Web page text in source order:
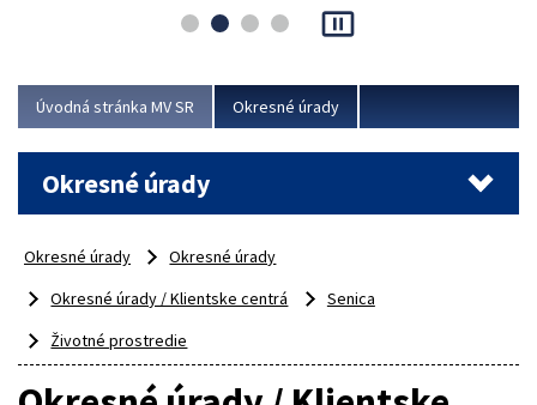
asociácie poisťovní (SLASPO) a Ministerstva vnútra SR.
Viac
pause_presentation
Úvodná stránka MV SR Okresné úrady
Okresné úrady
Okresné úrady
Okresné úrady
Okresné úrady / Klientske centrá
Senica
Životné prostredie